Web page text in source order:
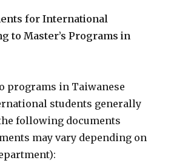
for International
to Master’s Programs in
programs in Taiwanese
students generally
following documents
may vary depending on